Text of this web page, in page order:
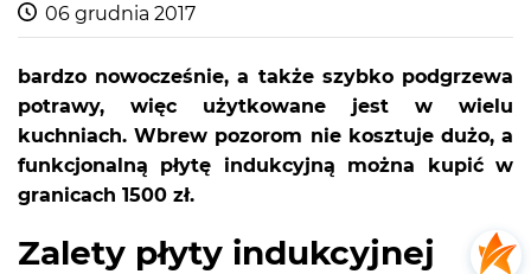
06 grudnia 2017
bardzo nowocześnie, a także szybko podgrzewa
potrawy, więc użytkowane jest w wielu
kuchniach. Wbrew pozorom nie kosztuje dużo, a
funkcjonalną płytę indukcyjną można kupić w
granicach 1500 zł.
Zalety płyty indukcyjnej